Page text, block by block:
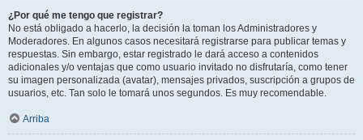
¿Por qué me tengo que registrar?
No está obligado a hacerlo, la decisión la toman los Administradores y
Moderadores. En algunos casos necesitará registrarse para publicar temas y
respuestas. Sin embargo, estar registrado le dará acceso a contenidos
adicionales y/o ventajas que como usuario invitado no disfrutaría, como tener
su imagen personalizada (avatar), mensajes privados, suscripción a grupos de
usuarios, etc. Tan solo le tomará unos segundos. Es muy recomendable.
Arriba